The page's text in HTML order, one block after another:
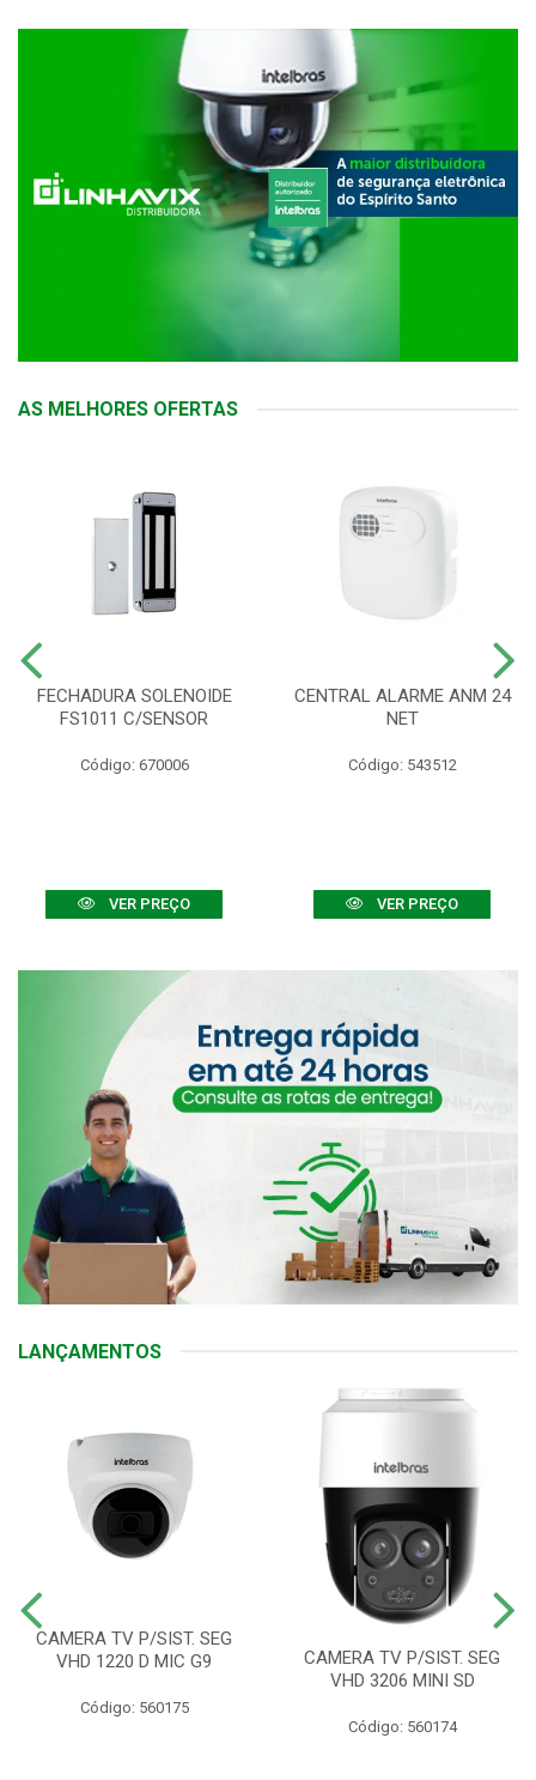
AS MELHORES OFERTAS
FECHADURA SOLENOIDE
FS1011 C/SENSOR
Código: 670006
VER PREÇO
CENTRAL ALARME ANM 24
NET
Código: 543512
VER PREÇO
LANÇAMENTOS
CAMERA TV P/SIST. SEG
VHD 1220 D MIC G9
Código: 560175
CAMERA TV P/SIST. SEG
VHD 3206 MINI SD
Código: 560174